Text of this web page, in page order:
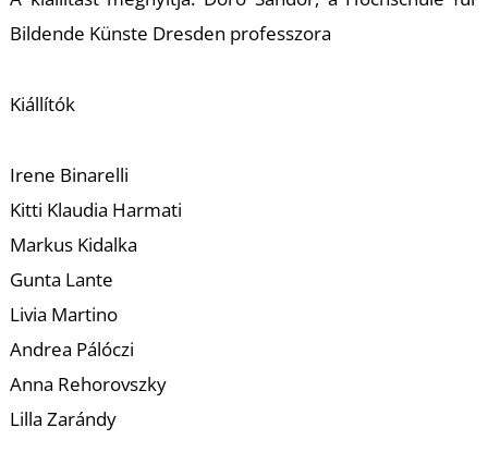
Bildende Künste Dresden professzora
Kiállítók
Irene Binarelli
Kitti Klaudia Harmati
Markus Kidalka
Gunta Lante
Livia Martino
Andrea Pálóczi
Anna Rehorovszky
Lilla Zarándy